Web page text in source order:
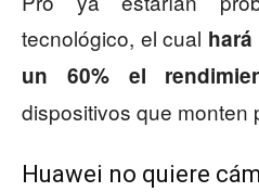
tecnológico, el cual
un 60% el
dispositivos que monten
Huawei no quiere